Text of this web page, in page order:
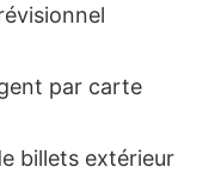
par carte
billets extérieur